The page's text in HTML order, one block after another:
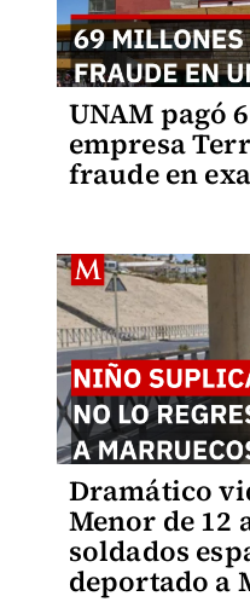
UNAM pagó
empresa
fraude en
Dramático
Menor de 12
soldados
deportado a